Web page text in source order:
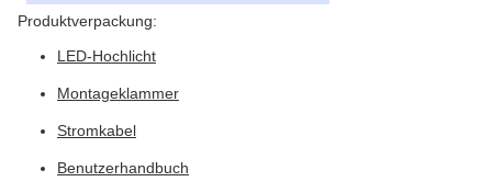
Produktverpackung:
LED-Hochlicht
Montageklammer
Stromkabel
Benutzerhandbuch